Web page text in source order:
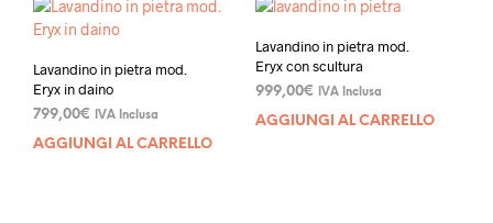
Lavandino in pietra mod.
Eryx in daino
799,00€ IVA Inclusa
AGGIUNGI AL CARRELLO
Lavandino in pietra mod.
Eryx con scultura
999,00€ IVA Inclusa
AGGIUNGI AL CARRELLO